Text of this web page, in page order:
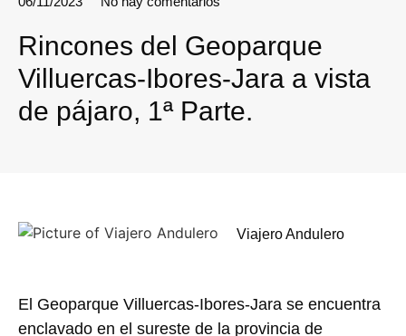
Rincones del Geoparque
Villuercas-Ibores-Jara a vista
de pájaro, 1ª Parte.
Viajero Andulero
El Geoparque Villuercas-Ibores-Jara se encuentra
enclavado en el sureste de la provincia de